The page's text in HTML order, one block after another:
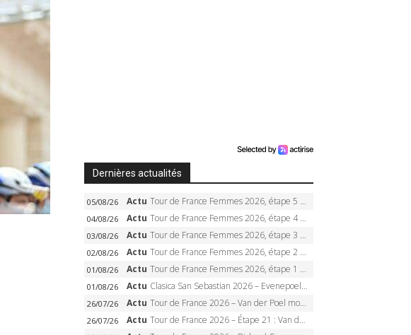
Dernières actualités
05/08/26 Actu Tour de France Femmes 2026, étape 5 – Demi Vollering gagne à Belleville, Reusser en jaune, Ferrand-Prévot coule
04/08/26 Actu Tour de France Femmes 2026, étape 4 – Marlen Reusser écrase le chrono, Ferrand-Prévot en crise
03/08/26 Actu Tour de France Femmes 2026, étape 3 – Sigrid Haugset en solitaire, 88 km d’échappée, maillot jaune
02/08/26 Actu Tour de France Femmes 2026, étape 2 – Lorena Wiebes doublé à Genève, Markus héroïque, 7e record
01/08/26 Actu Tour de France Femmes 2026, étape 1 – Lorena Wiebes intouchable à Lausanne, premier maillot jaune
01/08/26 Actu Clasica San Sebastian 2026 – Evenepoel recordman, 4e victoire, Carapaz battu au sprint
26/07/26 Actu Tour de France 2026 – Van der Poel monumental à Paris, Pogacar égale le record des cinq sacres
26/07/26 Actu Tour de France 2026 – Étape 21 : Van der Poel, Pogacar, qui succédera à Wout van Aert sur les Champs-Elysées ?